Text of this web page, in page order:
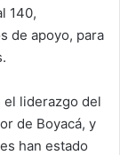
140,
de apoyo, para
el liderazgo del
de Boyacá, y
han estado